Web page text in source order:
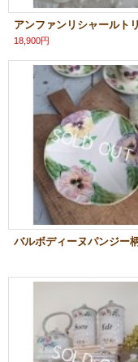
アンファンリシャールト
18,900円